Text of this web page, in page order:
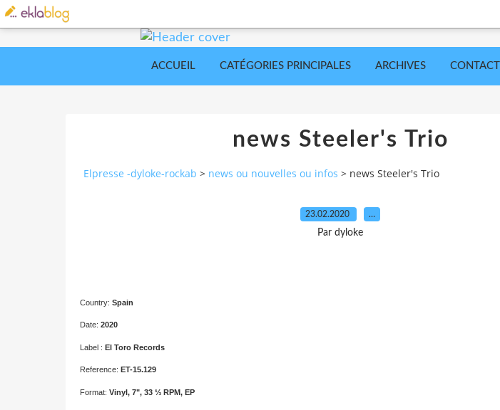
ACCUEIL CATÉGORIES PRINCIPALES ARCHIVES CONTACT
news Steeler's Trio
Elpresse -dyloke-rockab > news ou nouvelles ou infos > news Steeler's Trio
23.02.2020 …
Par dyloke
Country: Spain
Date: 2020
Label : El Toro Records
Reference: ET-15.129
Format: Vinyl, 7", 33 ⅓ RPM, EP